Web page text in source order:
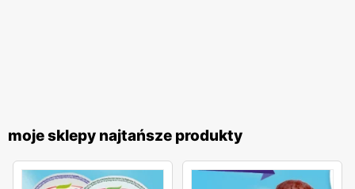
moje sklepy najtańsze produkty